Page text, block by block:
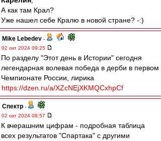
А как там Крал?
Уже нашел себе Кралю в новой стране? -:)
Mike Lebedev -
02 окт 2024 09:25
По разделу "Этот день в Истории" сегодня
легендарная волевая победа в дерби в первом
Чемпионате России, лирика
https://dzen.ru/a/XZcNEjXKMQCxhpCf
Спектр -
02 окт 2024 08:57
К вчерашним цифрам - подробная таблица
всех результатов "Спартака" с другими